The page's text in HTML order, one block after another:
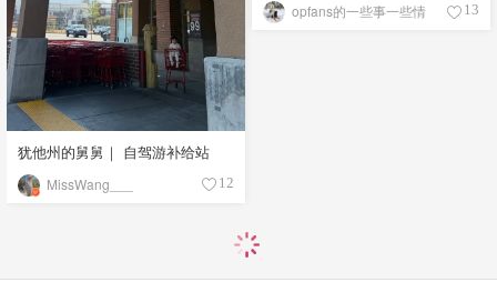
opfans的一些事一些情 13
犹他州的舅舅｜ 自驾游补给站
MissWang___ 12